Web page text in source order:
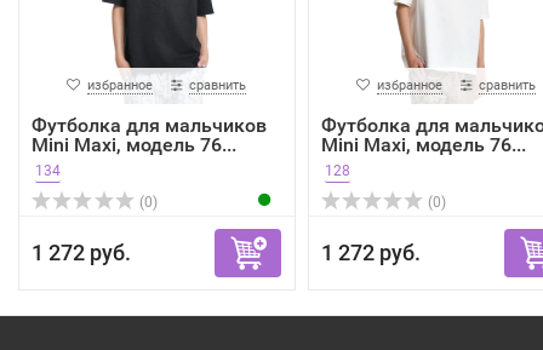
избранное сравнить
Футболка для мальчиков
Mini Maxi, модель 76...
134
(0)
1 272 руб.
избранное сравнить
Футболка для
Mini Maxi, модель 76...
128
(0)
1 272 руб.